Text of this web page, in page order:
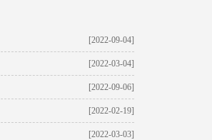
[2022-09-04]
[2022-03-04]
[2022-09-06]
[2022-02-19]
[2022-03-03]